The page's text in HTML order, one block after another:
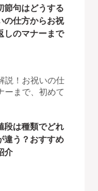
節句はどうする
の仕方からお祝
しのマナーまで
説！お祝いの仕
ーまで、初めて
段は種類でどれ
違う？おすすめ
介